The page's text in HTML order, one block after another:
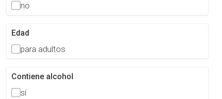
no
Edad
para adultos
Contiene alcohol
sí